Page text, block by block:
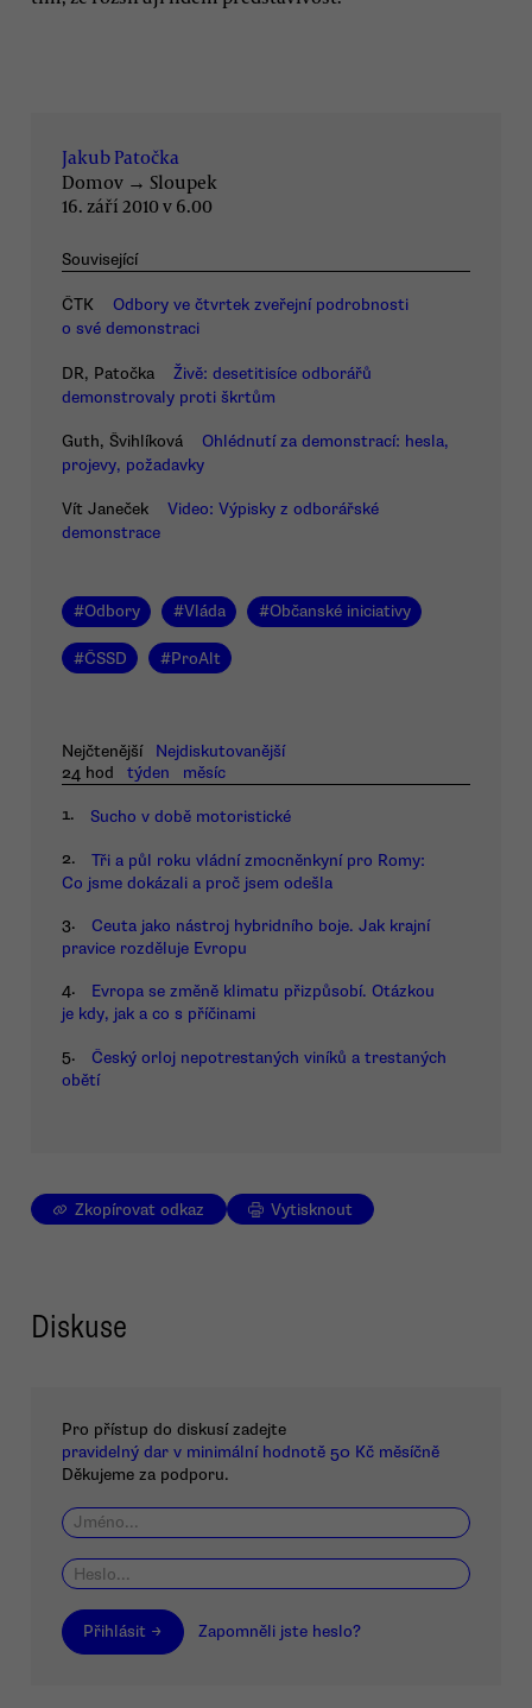
Jakub Patočka
Domov → Sloupek
16. září 2010 v 6.00
Související
ČTK
Odbory ve čtvrtek zveřejní podrobnosti
o své demonstraci
DR, Patočka
Živě: desetitisíce odborářů
demonstrovaly proti škrtům
Guth, Švihlíková
Ohlédnutí za demonstrací: hesla,
projevy, požadavky
Vít Janeček
Video: Výpisky z odborářské
demonstrace
#Odbory #Vláda #Občanské iniciativy
#ČSSD #ProAlt
Nejčtenější
Nejdiskutovanější
24 hod
týden měsíc
1. Sucho v době motoristické
2.
Tři a půl roku vládní zmocněnkyní pro Romy:
Co jsme dokázali a proč jsem odešla
3.
Ceuta jako nástroj hybridního boje. Jak krajní
pravice rozděluje Evropu
4.
Evropa se změně klimatu přizpůsobí. Otázkou
je kdy, jak a co s příčinami
5.
Český orloj nepotrestaných viníků a trestaných
obětí
Zkopírovat odkaz Vytisknout
Diskuse
Pro přístup do diskusí zadejte
pravidelný dar v minimální hodnotě 50 Kč měsíčně
Děkujeme za podporu.
Přihlásit → Zapomněli jste heslo?